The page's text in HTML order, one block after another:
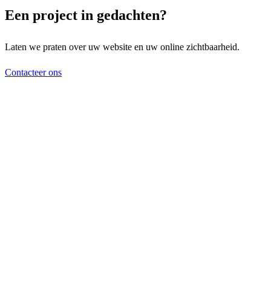
Een project in gedachten?
Laten we praten over uw website en uw online zichtbaarheid.
Contacteer ons